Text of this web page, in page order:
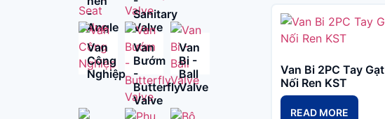
-
Angle
Seat
Valve
Sanitary
Valve
Van
Công
Nghiệp
Van
Bướm
-
Butterfly
Valve
Van
Bi -
Ball
Valve
Van Bi 2PC Tay Gạt
Nối Ren KST
READ MORE